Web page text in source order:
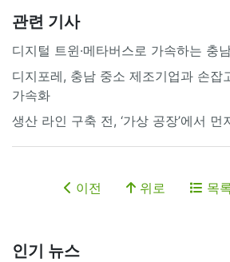
관련 기사
디지털 트윈·메타버스로 가속하는 충
디지포레, 충남 중소 제조기업과 손잡
가속화
생산 라인 구축 전, ‘가상 공장’에서 먼
이전 위로 목
인기 뉴스